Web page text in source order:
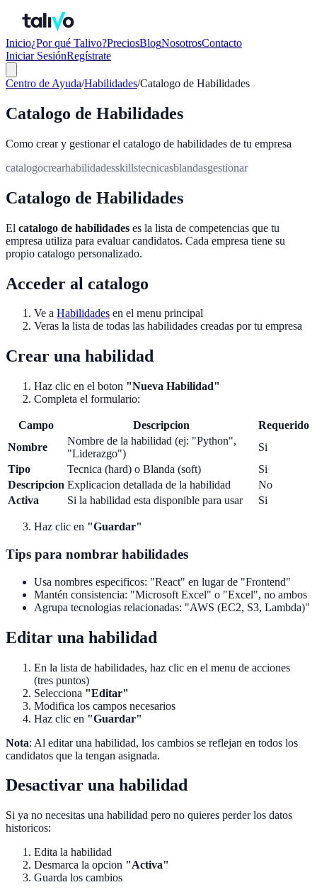
Inicio¿Por qué Talivo?PreciosBlogNosotrosContacto
Iniciar SesiónRegístrate
Centro de Ayuda/Habilidades/Catalogo de Habilidades
Catalogo de Habilidades
Como crear y gestionar el catalogo de habilidades de tu empresa
catalogocrearhabilidadesskillstecnicasblandasgestionar
Catalogo de Habilidades
El catalogo de habilidades es la lista de competencias que tu
empresa utiliza para evaluar candidatos. Cada empresa tiene su
propio catalogo personalizado.
Acceder al catalogo
Ve a Habilidades en el menu principal
Veras la lista de todas las habilidades creadas por tu empresa
Crear una habilidad
Haz clic en el boton "Nueva Habilidad"
Completa el formulario:
Campo Descripcion
Requerido
Nombre
Nombre de la habilidad (ej: "Python",
"Liderazgo")
Si
Tipo
Tecnica (hard) o Blanda (soft)
Si
Descripcion Explicacion detallada de la habilidad
No
Activa
Si la habilidad esta disponible para usar Si
Haz clic en "Guardar"
Tips para nombrar habilidades
Usa nombres especificos: "React" en lugar de "Frontend"
Mantén consistencia: "Microsoft Excel" o "Excel", no ambos
Agrupa tecnologias relacionadas: "AWS (EC2, S3, Lambda)"
Editar una habilidad
En la lista de habilidades, haz clic en el menu de acciones
(tres puntos)
Selecciona "Editar"
Modifica los campos necesarios
Haz clic en "Guardar"
Nota: Al editar una habilidad, los cambios se reflejan en todos los
candidatos que la tengan asignada.
Desactivar una habilidad
Si ya no necesitas una habilidad pero no quieres perder los datos
historicos:
Edita la habilidad
Desmarca la opcion "Activa"
Guarda los cambios